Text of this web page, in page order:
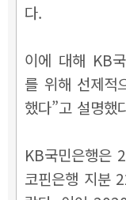
다.
이에 대해 KB
를 위해 선제적
했다”고 설명했
KB국민은행은
코핀은행 지분